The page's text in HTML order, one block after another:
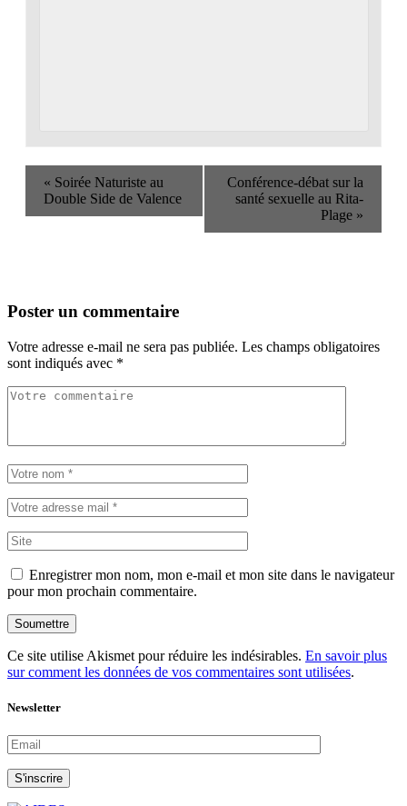
« Soirée Naturiste au
Double Side de Valence
Conférence-débat sur la
santé sexuelle au Rita-
Plage »
Poster un commentaire
Votre adresse e-mail ne sera pas publiée. Les champs obligatoires
sont indiqués avec *
Enregistrer mon nom, mon e-mail et mon site dans le navigateur
pour mon prochain commentaire.
Soumettre
Ce site utilise Akismet pour réduire les indésirables. En savoir plus
sur comment les données de vos commentaires sont utilisées.
Newsletter
S'inscrire